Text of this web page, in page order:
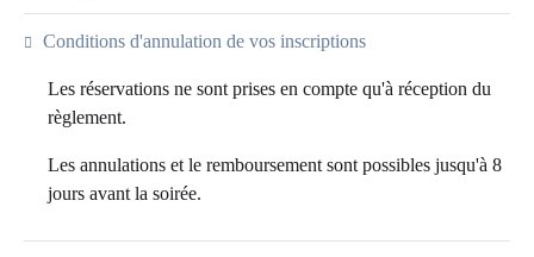
Conditions d'annulation de vos inscriptions
Les réservations ne sont prises en compte qu'à réception du
règlement.
Les annulations et le remboursement sont possibles jusqu'à 8
jours avant la soirée.